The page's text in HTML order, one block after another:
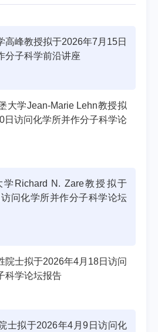
高峰教授拟于2026年7月15日
分子科学前沿讲座
大学Jean-Marie Lehn教授拟
日访问化学所并作分子科学论
Richard N. Zare教授拟于
问化学所并作分子科学论坛
院士拟于2026年4月18日访问
科学论坛报告
士拟于2026年4月9日访问化